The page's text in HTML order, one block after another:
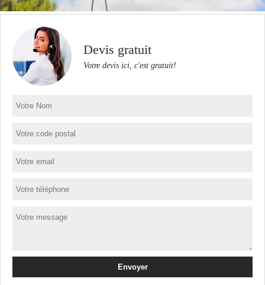
Devis gratuit
Votre devis ici, c'est gratuit!